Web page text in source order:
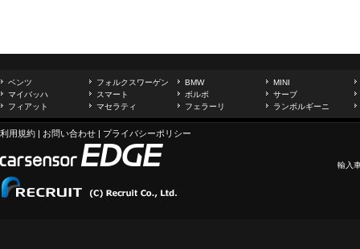
ベンツ フォルクスワーゲン BMW
MINI
マイバッハ
スマート ボルボ
サーブ
フィアット
マセラティ フェラーリ ランボルギーニ
利用規約 | お問い合わせ | プライバシーポリシー
輸入